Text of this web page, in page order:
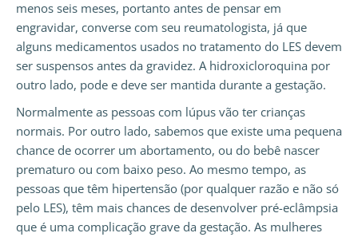
menos seis meses, portanto antes de pensar em
engravidar, converse com seu reumatologista, já que
alguns medicamentos usados no tratamento do LES devem
ser suspensos antes da gravidez. A hidroxicloroquina por
outro lado, pode e deve ser mantida durante a gestação.
Normalmente as pessoas com lúpus vão ter crianças
normais. Por outro lado, sabemos que existe uma pequena
chance de ocorrer um abortamento, ou do bebê nascer
prematuro ou com baixo peso. Ao mesmo tempo, as
pessoas que têm hipertensão (por qualquer razão e não só
pelo LES), têm mais chances de desenvolver pré-eclâmpsia
que é uma complicação grave da gestação. As mulheres